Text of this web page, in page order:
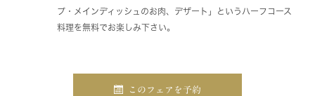
プ・メインディッシュのお肉、デザート」というハーフコース
料理を無料でお楽しみ下さい。
このフェアを予約